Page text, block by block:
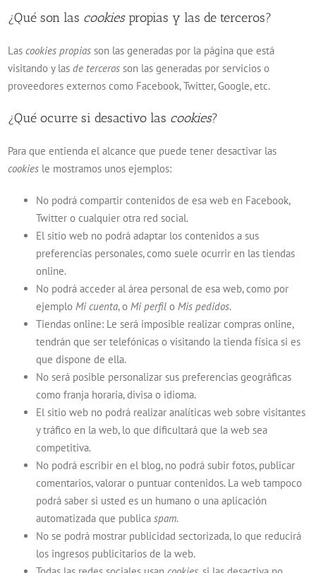
¿Qué son las cookiespropias y las de terceros?
Lascookies propias son las generadas por la página que está
visitando y lasde terceros son las generadas por servicios o
proveedores externos como Facebook, Twitter, Google, etc.
¿Qué ocurre si desactivo las cookies?
Para que entienda el alcance que puede tener desactivar las
cookies le mostramos unos ejemplos:
No podrá compartir contenidos de esa web en Facebook,
Twitter o cualquier otra red social.
El sitio web no podrá adaptar los contenidos a sus
preferencias personales, como suele ocurrir en las tiendas
online.
No podrá acceder al área personal de esa web, como por
ejemplo Mi cuenta, o Mi perfil o Mis pedidos.
Tiendas online: Le será imposible realizar compras online,
tendrán que ser telefónicas o visitando la tienda física si es
que dispone de ella.
No será posible personalizar sus preferencias geográficas
como franja horaria, divisa o idioma.
El sitio web no podrá realizar analíticas web sobre visitantes
y tráfico en la web, lo que dificultará que la web sea
competitiva.
No podrá escribir en el blog, no podrá subir fotos, publicar
comentarios, valorar o puntuar contenidos. La web tampoco
podrá saber si usted es un humano o una aplicación
automatizada que publicaspam.
No se podrá mostrar publicidad sectorizada, lo que reducirá
los ingresos publicitarios de la web.